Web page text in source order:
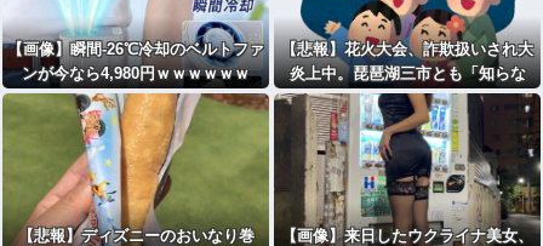
【画像】瞬間-26℃冷却のベルトファ
ンが今なら4,980円ｗｗｗｗｗｗ
【悲報】花火大会、詐欺扱いされ大
炎上中。琵琶湖三市とも「知らな
い」と公式声明
【悲報】ディズニーのおいなり巻
【画像】来日したウクライナ美女、